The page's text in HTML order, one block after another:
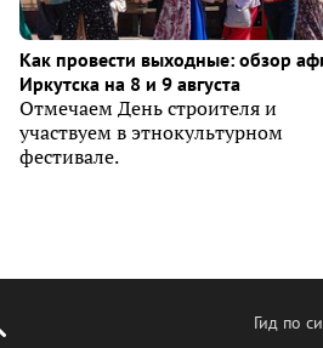
Как провести выходные: обзор
Иркутска на 8 и 9 августа
Отмечаем День строителя и
участвуем в этнокультурном
фестивале.
Гид по